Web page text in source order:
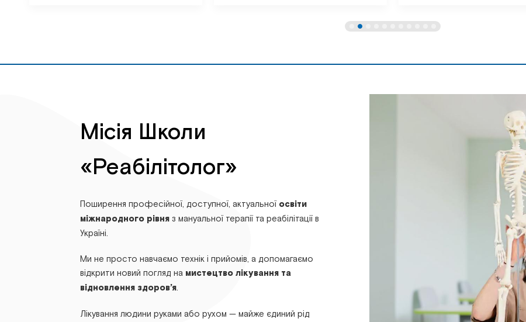
Місія Школи
«Реабілітолог»
Поширення професійної, доступної, актуальної освіти
міжнародного рівня з мануальної терапії та реабілітації в
Україні.
Ми не просто навчаємо технік і прийомів, а допомагаємо
відкрити новий погляд на мистецтво лікування та
відновлення здоров’я.
Лікування людини руками або рухом — майже єдиний рід